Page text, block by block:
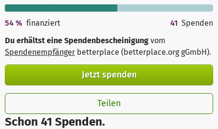
Schon 41 Spenden.
54 % finanziert 41 Spenden
Du erhältst eine Spendenbescheinigung vom
Spendenempfänger betterplace (betterplace.org gGmbH).
Jetzt spenden
Teilen